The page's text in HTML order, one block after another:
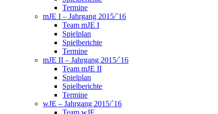
Termine
mJE I – Jahrgang 2015/`16
Team mJE I
Spielplan
Spielberichte
Termine
mJE II – Jahrgang 2015/`16
Team mJE II
Spielplan
Spielberichte
Termine
wJE – Jahrgang 2015/`16
Team wJE